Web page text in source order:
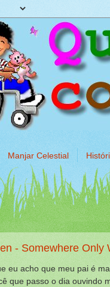
Manjar Celestial
- Somewhere Only
eu acho que meu pai é
que passo o dia ouvindo